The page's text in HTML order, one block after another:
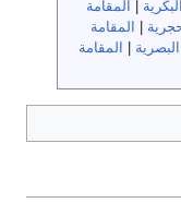
المقامة
المقامة
المقامة